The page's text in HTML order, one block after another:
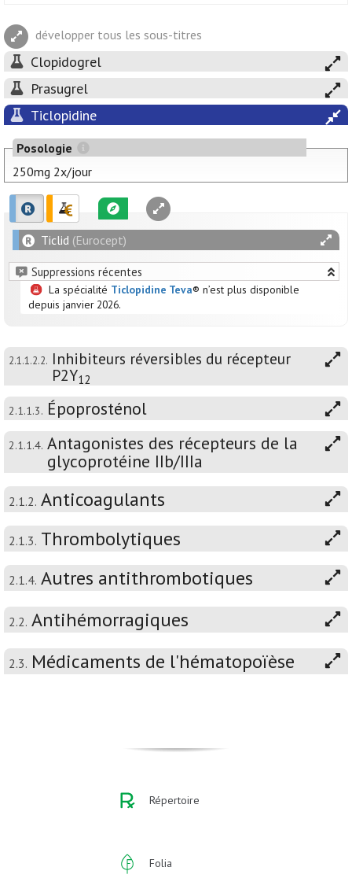
développer tous les sous-titres
Clopidogrel
Prasugrel
Ticlopidine
Posologie
250mg 2x/jour
Ticlid (Eurocept)
Suppressions récentes
La spécialité Ticlopidine Teva® n’est plus disponible
depuis janvier 2026.
2.1.1.2.2. Inhibiteurs réversibles du récepteur
P2Y12
2.1.1.3. Époprosténol
2.1.1.4. Antagonistes des récepteurs de la
glycoprotéine IIb/IIIa
2.1.2. Anticoagulants
2.1.3. Thrombolytiques
2.1.4. Autres antithrombotiques
2.2. Antihémorragiques
2.3. Médicaments de l'hématopoïèse
Répertoire
Folia